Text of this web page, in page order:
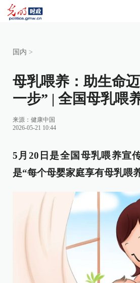
国内 >
母乳喂养：助生命
一步” | 全国母乳喂
来源： 健康中国
2026-05-21 10:44
5月20日是全国母乳喂养宣
是“每个母婴家庭享有母乳喂